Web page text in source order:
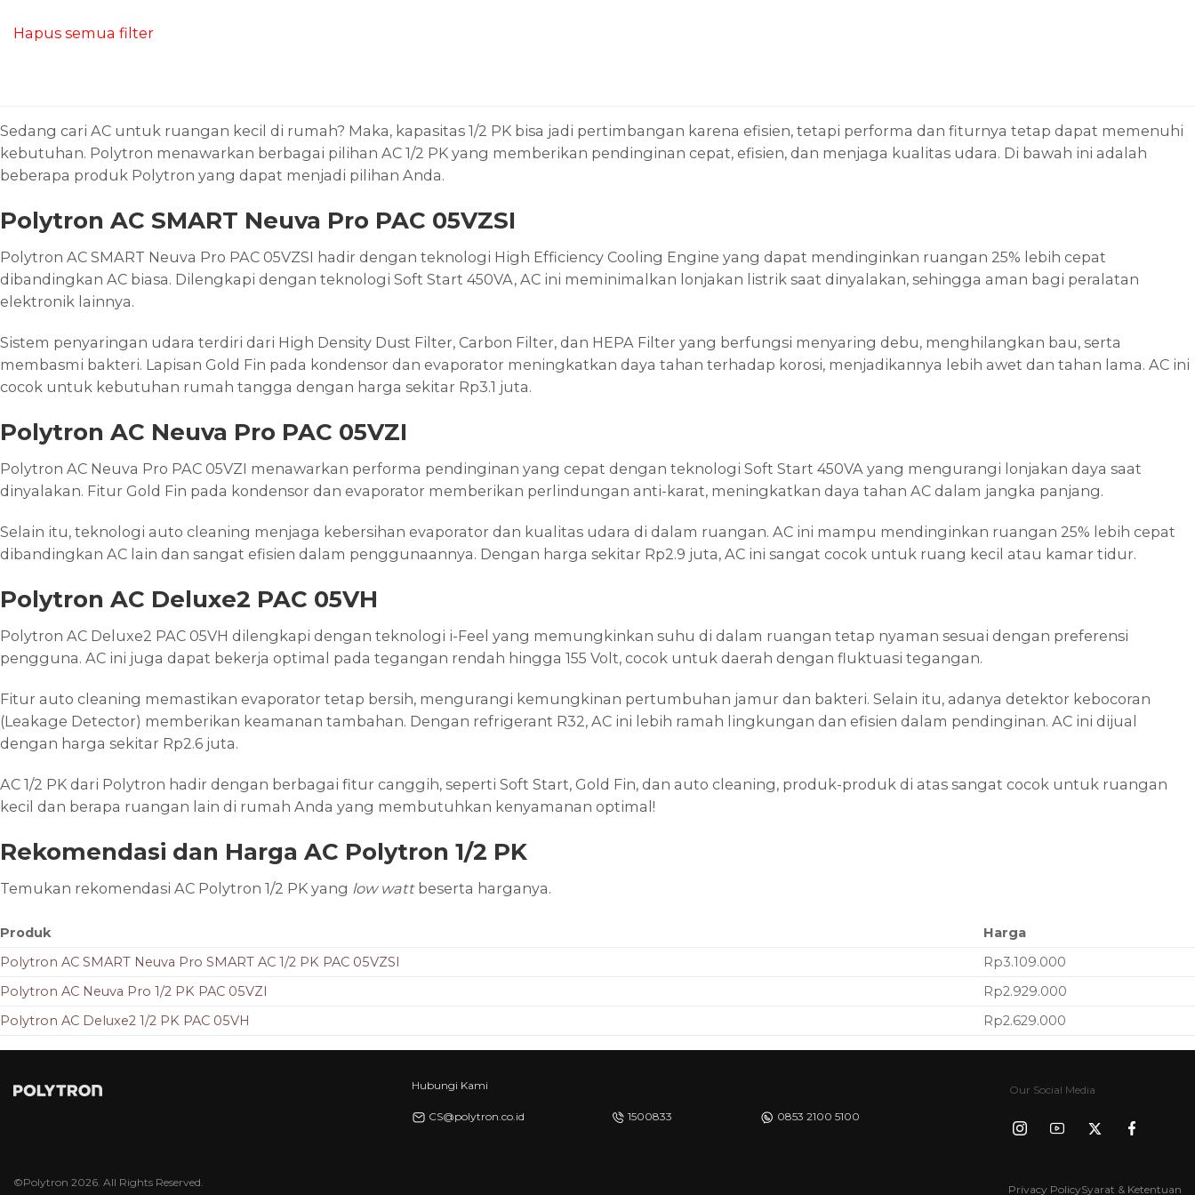
Hapus semua filter
Sedang cari AC untuk ruangan kecil di rumah? Maka, kapasitas 1/2 PK bisa jadi pertimbangan karena efisien, tetapi performa dan fiturnya tetap dapat memenuhi
kebutuhan. Polytron menawarkan berbagai pilihan AC 1/2 PK yang memberikan pendinginan cepat, efisien, dan menjaga kualitas udara. Di bawah ini adalah
beberapa produk Polytron yang dapat menjadi pilihan Anda.
Polytron AC SMART Neuva Pro PAC 05VZSI
Polytron AC SMART Neuva Pro PAC 05VZSI hadir dengan teknologi High Efficiency Cooling Engine yang dapat mendinginkan ruangan 25% lebih cepat
dibandingkan AC biasa. Dilengkapi dengan teknologi Soft Start 450VA, AC ini meminimalkan lonjakan listrik saat dinyalakan, sehingga aman bagi peralatan
elektronik lainnya.
Sistem penyaringan udara terdiri dari High Density Dust Filter, Carbon Filter, dan HEPA Filter yang berfungsi menyaring debu, menghilangkan bau, serta
membasmi bakteri. Lapisan Gold Fin pada kondensor dan evaporator meningkatkan daya tahan terhadap korosi, menjadikannya lebih awet dan tahan lama. AC ini
cocok untuk kebutuhan rumah tangga dengan harga sekitar Rp3.1 juta.
Polytron AC Neuva Pro PAC 05VZI
Polytron AC Neuva Pro PAC 05VZI menawarkan performa pendinginan yang cepat dengan teknologi Soft Start 450VA yang mengurangi lonjakan daya saat
dinyalakan. Fitur Gold Fin pada kondensor dan evaporator memberikan perlindungan anti-karat, meningkatkan daya tahan AC dalam jangka panjang.
Selain itu, teknologi auto cleaning menjaga kebersihan evaporator dan kualitas udara di dalam ruangan. AC ini mampu mendinginkan ruangan 25% lebih cepat
dibandingkan AC lain dan sangat efisien dalam penggunaannya. Dengan harga sekitar Rp2.9 juta, AC ini sangat cocok untuk ruang kecil atau kamar tidur.
Polytron AC Deluxe2 PAC 05VH
Polytron AC Deluxe2 PAC 05VH dilengkapi dengan teknologi i-Feel yang memungkinkan suhu di dalam ruangan tetap nyaman sesuai dengan preferensi
pengguna. AC ini juga dapat bekerja optimal pada tegangan rendah hingga 155 Volt, cocok untuk daerah dengan fluktuasi tegangan.
Fitur auto cleaning memastikan evaporator tetap bersih, mengurangi kemungkinan pertumbuhan jamur dan bakteri. Selain itu, adanya detektor kebocoran
(Leakage Detector) memberikan keamanan tambahan. Dengan refrigerant R32, AC ini lebih ramah lingkungan dan efisien dalam pendinginan. AC ini dijual
dengan harga sekitar Rp2.6 juta.
AC 1/2 PK dari Polytron hadir dengan berbagai fitur canggih, seperti Soft Start, Gold Fin, dan auto cleaning, produk-produk di atas sangat cocok untuk ruangan
kecil dan berapa ruangan lain di rumah Anda yang membutuhkan kenyamanan optimal!
Rekomendasi dan Harga AC Polytron 1/2 PK
Temukan rekomendasi AC Polytron 1/2 PK yang low wattbeserta harganya.
Produk
Harga
Polytron AC SMART Neuva Pro SMART AC 1/2 PK PAC 05VZSI
Rp3.109.000
Polytron AC Neuva Pro 1/2 PK PAC 05VZI
Rp2.929.000
Polytron AC Deluxe2 1/2 PK PAC 05VH
Rp2.629.000
Hubungi Kami
CS@polytron.co.id 1500833 0853 2100 5100
Our Social Media
Privacy PolicySyarat & Ketentuan
©Polytron 2026. All Rights Reserved.